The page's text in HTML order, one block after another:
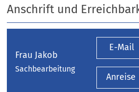
Anschrift und
Frau Jakob
Sachbearbeitung
E-Mail
Anreise